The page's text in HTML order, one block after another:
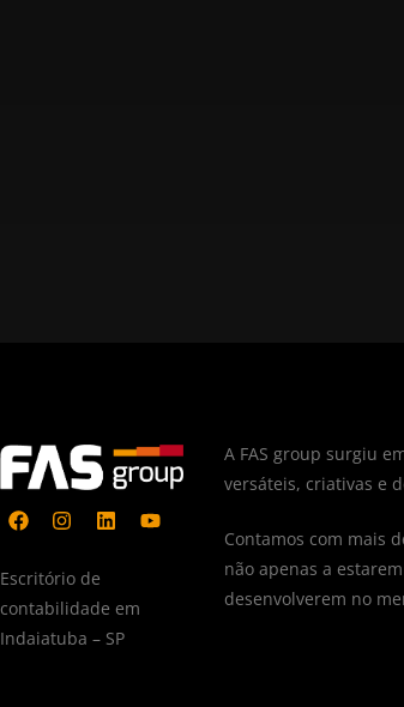
Escritório de
contabilidade em
Indaiatuba – SP
A FAS group surgiu
versáteis, criativas e
Contamos com mais
não apenas a
desenvolverem no